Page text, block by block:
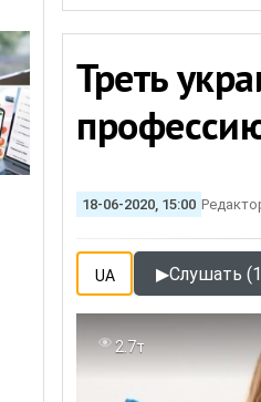
Треть
18-06-2020, 15:00
UA ▶Слушать
2.7т